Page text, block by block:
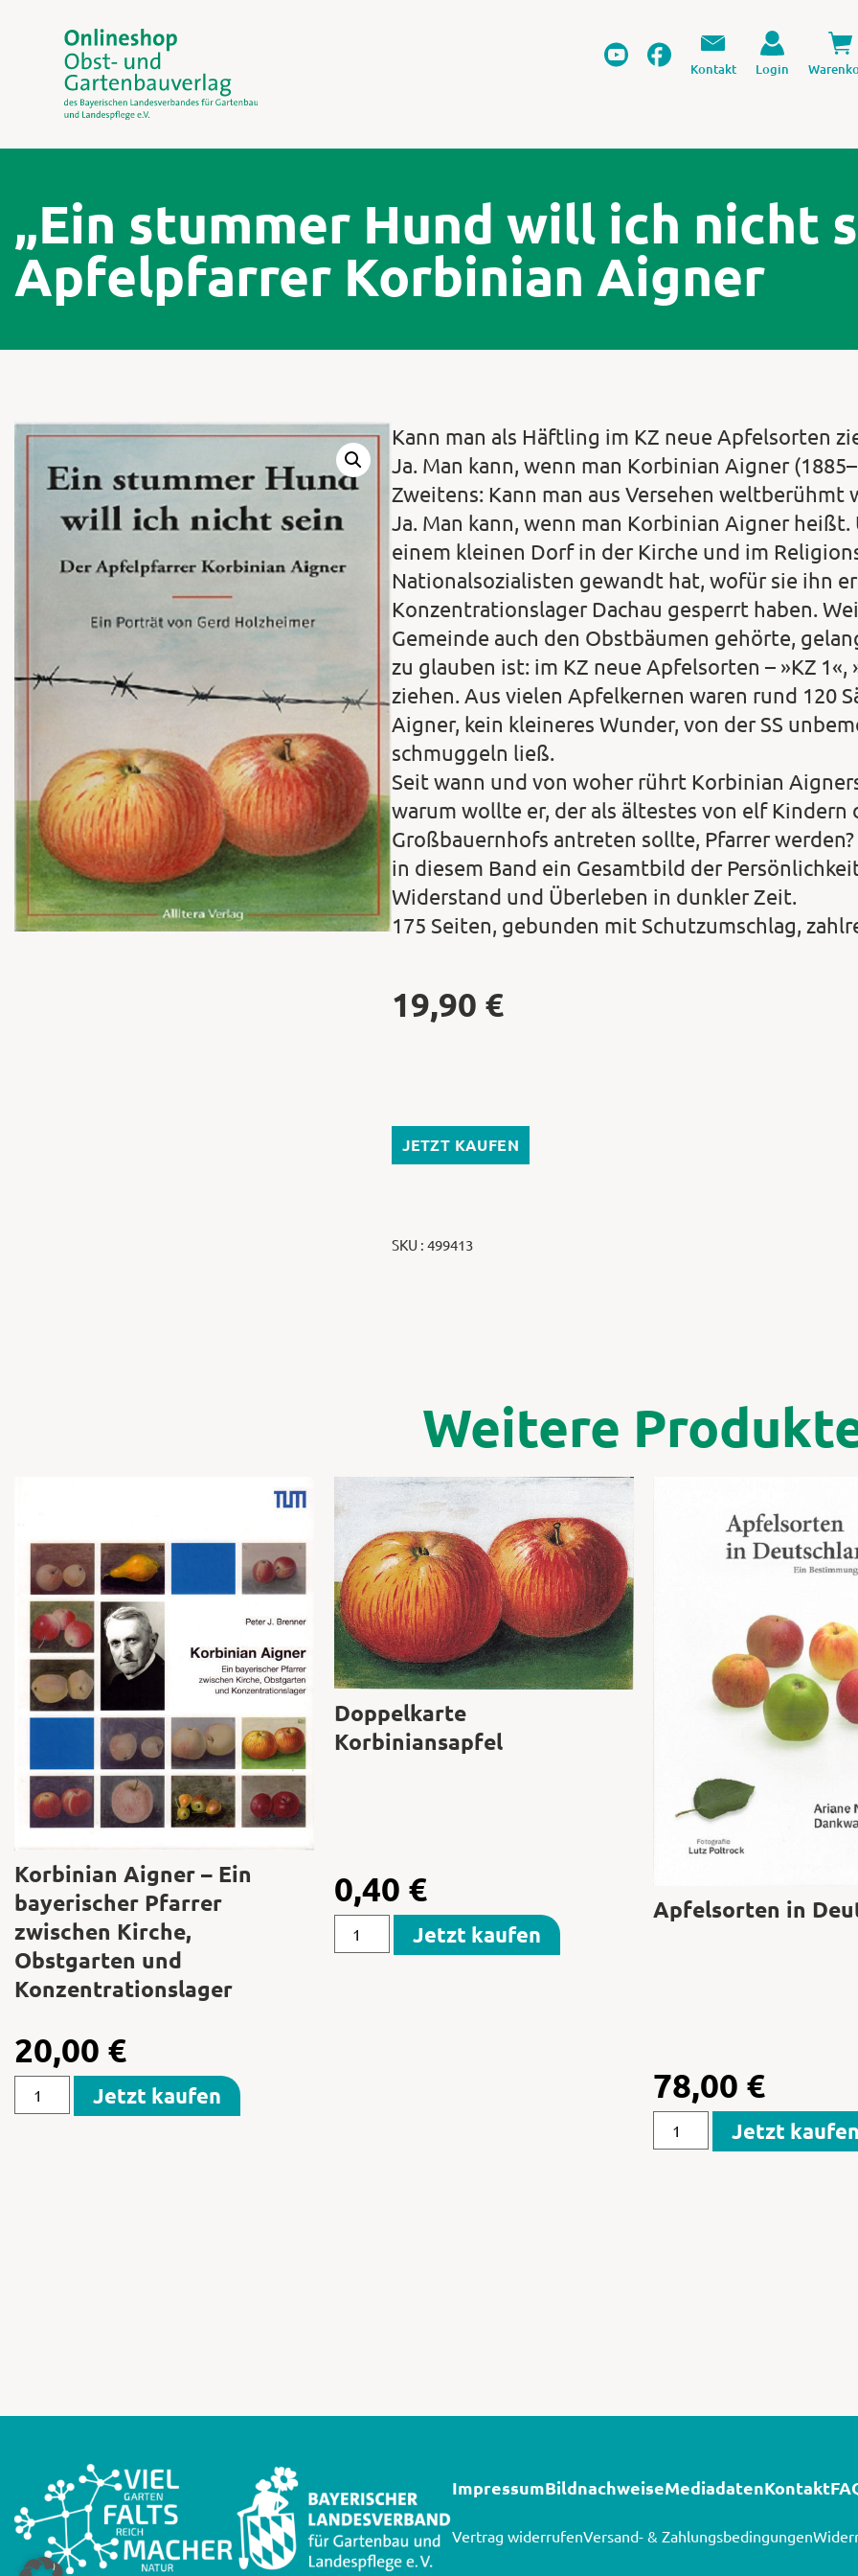
Kontakt Login
„Ein stummer Hund will ich nicht
Apfelpfarrer Korbinian Aigner
Kann man als Häftling im KZ neue Apfelsorten
Ja. Man kann, wenn man Korbinian Aigner
Zweitens: Kann man aus Versehen weltberühmt
Ja. Man kann, wenn man Korbinian Aigner heißt.
einem kleinen Dorf in der Kirche und im
Nationalsozialisten gewandt hat, wofür sie ihn
Konzentrationslager Dachau gesperrt haben.
Gemeinde auch den Obstbäumen gehörte,
zu glauben ist: im KZ neue Apfelsorten – »KZ 1«,
ziehen. Aus vielen Apfelkernen waren rund 120
Aigner, kein kleineres Wunder, von der SS
schmuggeln ließ.
Seit wann und von woher rührt Korbinian
warum wollte er, der als ältestes von elf Kindern
Großbauernhofs antreten sollte, Pfarrer
in diesem Band ein Gesamtbild der
Widerstand und Überleben in dunkler Zeit.
175 Seiten, gebunden mit Schutzumschlag,
19,90 €
JETZT KAUFEN
SKU : 499413
Weitere
Korbinian Aigner – Ein
bayerischer Pfarrer
zwischen Kirche,
Obstgarten und
Konzentrationslager
20,00 €
Jetzt kaufen
Doppelkarte
Korbiniansapfel
0,40 €
Jetzt kaufen
Apfelsorten in
78,00 €
Jetzt
ImpressumBildnachweiseMediadatenKontakt
Vertrag widerrufenVersand- & Zahlungsbedingungen